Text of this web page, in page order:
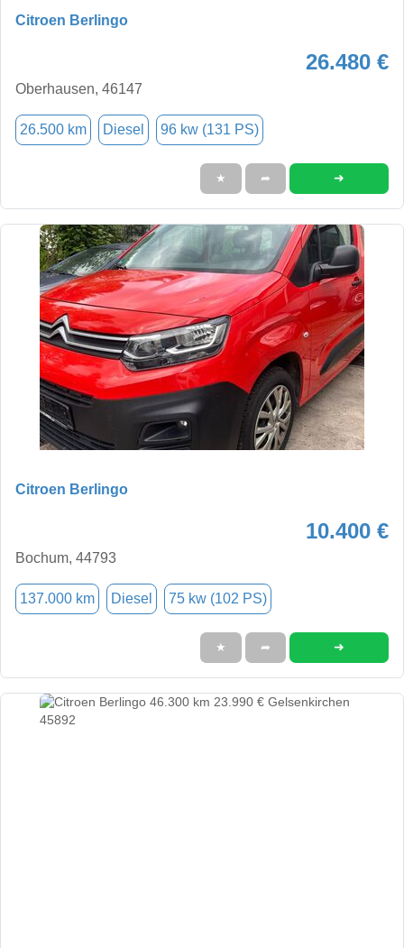
Citroen Berlingo
26.480 €
Oberhausen, 46147
26.500 km Diesel 96 kw (131 PS)
★ ➦ ➜
Citroen Berlingo
10.400 €
Bochum, 44793
137.000 km Diesel 75 kw (102 PS)
★ ➦ ➜